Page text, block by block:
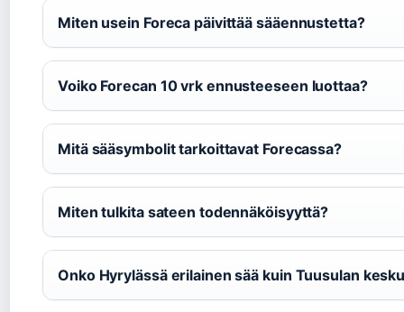
Miten usein Foreca päivittää sääennustetta?
Voiko Forecan 10 vrk ennusteeseen luottaa?
Mitä sääsymbolit tarkoittavat Forecassa?
Miten tulkita sateen todennäköisyyttä?
Onko Hyrylässä erilainen sää kuin Tuusulan